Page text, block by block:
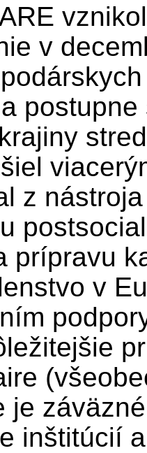
v
z
prípravu
v
je
inštitúcií